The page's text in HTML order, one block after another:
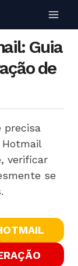
Guia
de
precisa
verificar
se